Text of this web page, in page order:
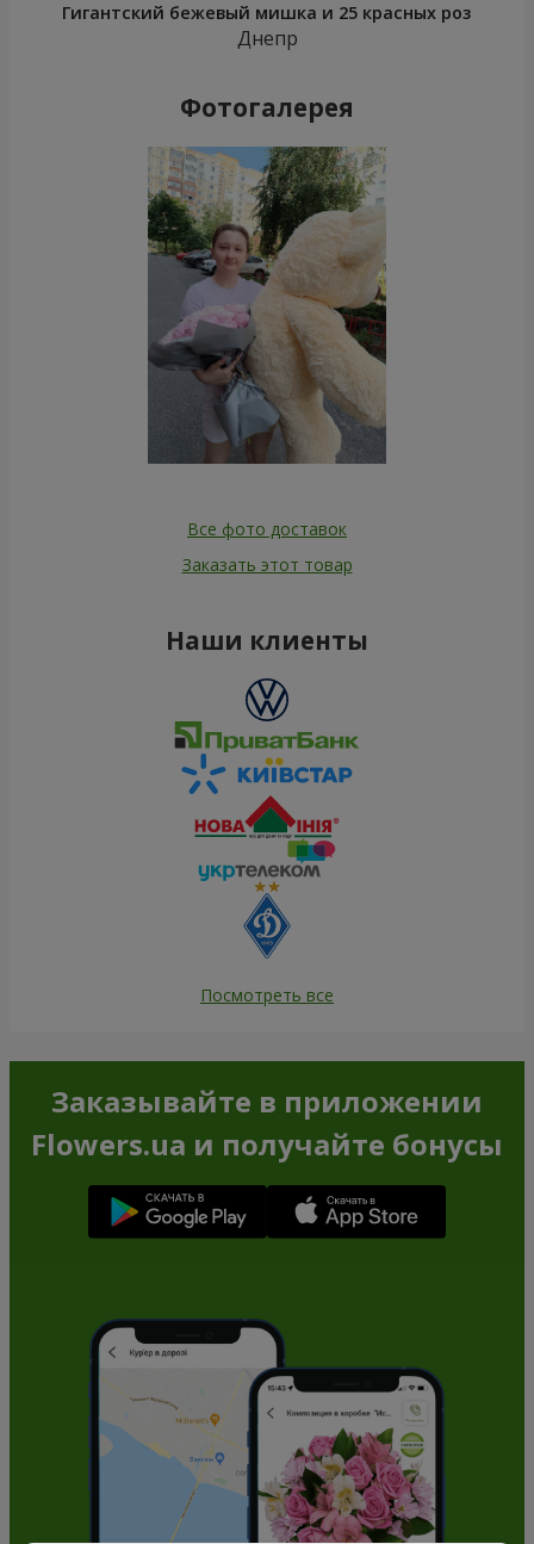
Гигантский бежевый мишка и 25 красных роз
Днепр
Фотогалерея
Все фото доставок
Заказать этот товар
Наши клиенты
Посмотреть все
Заказывайте в приложении
Flowers.ua и получайте бонусы